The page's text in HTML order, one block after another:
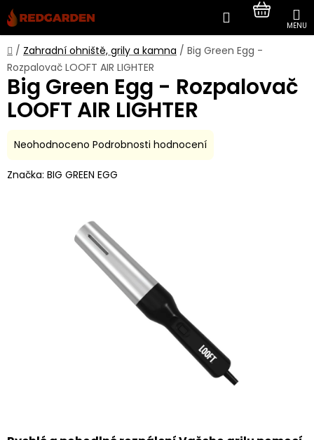
Přejít
na
obsah
Hledat
KOŠÍK
Domů
/ Zahradní ohniště, grily a kamna / Big Green Egg -
Rozpalovač LOOFT AIR LIGHTER
Big Green Egg - Rozpalovač
LOOFT AIR LIGHTER
Průměrné
produktu
Neohodnoceno Podrobnosti hodnocení
Značka: BIG GREEN EGG